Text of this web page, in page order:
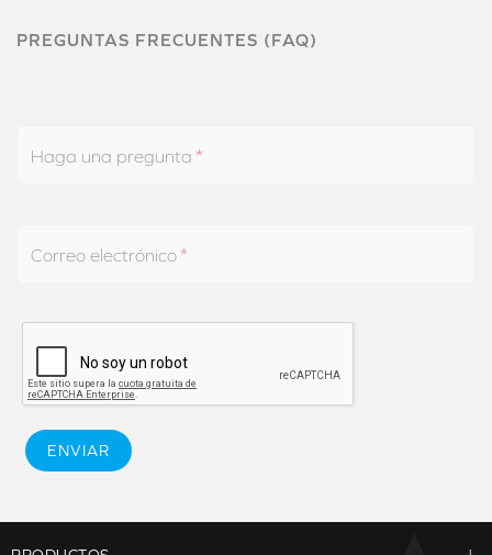
PREGUNTAS FRECUENTES (FAQ)
Haga una pregunta
Correo electrónico
ENVIAR